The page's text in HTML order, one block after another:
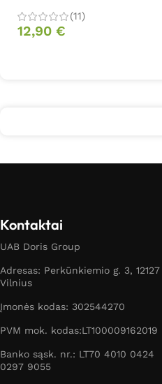
(11)
12,90 €
Kontaktai
UAB Doris Group
Adresas: Perkūnkiemio g. 3, 12127
Vilnius
Įmonės kodas: 302544270
PVM mok. kodas:LT100009162019
Banko sąsk. nr.: LT70 4010 0424
0297 9055